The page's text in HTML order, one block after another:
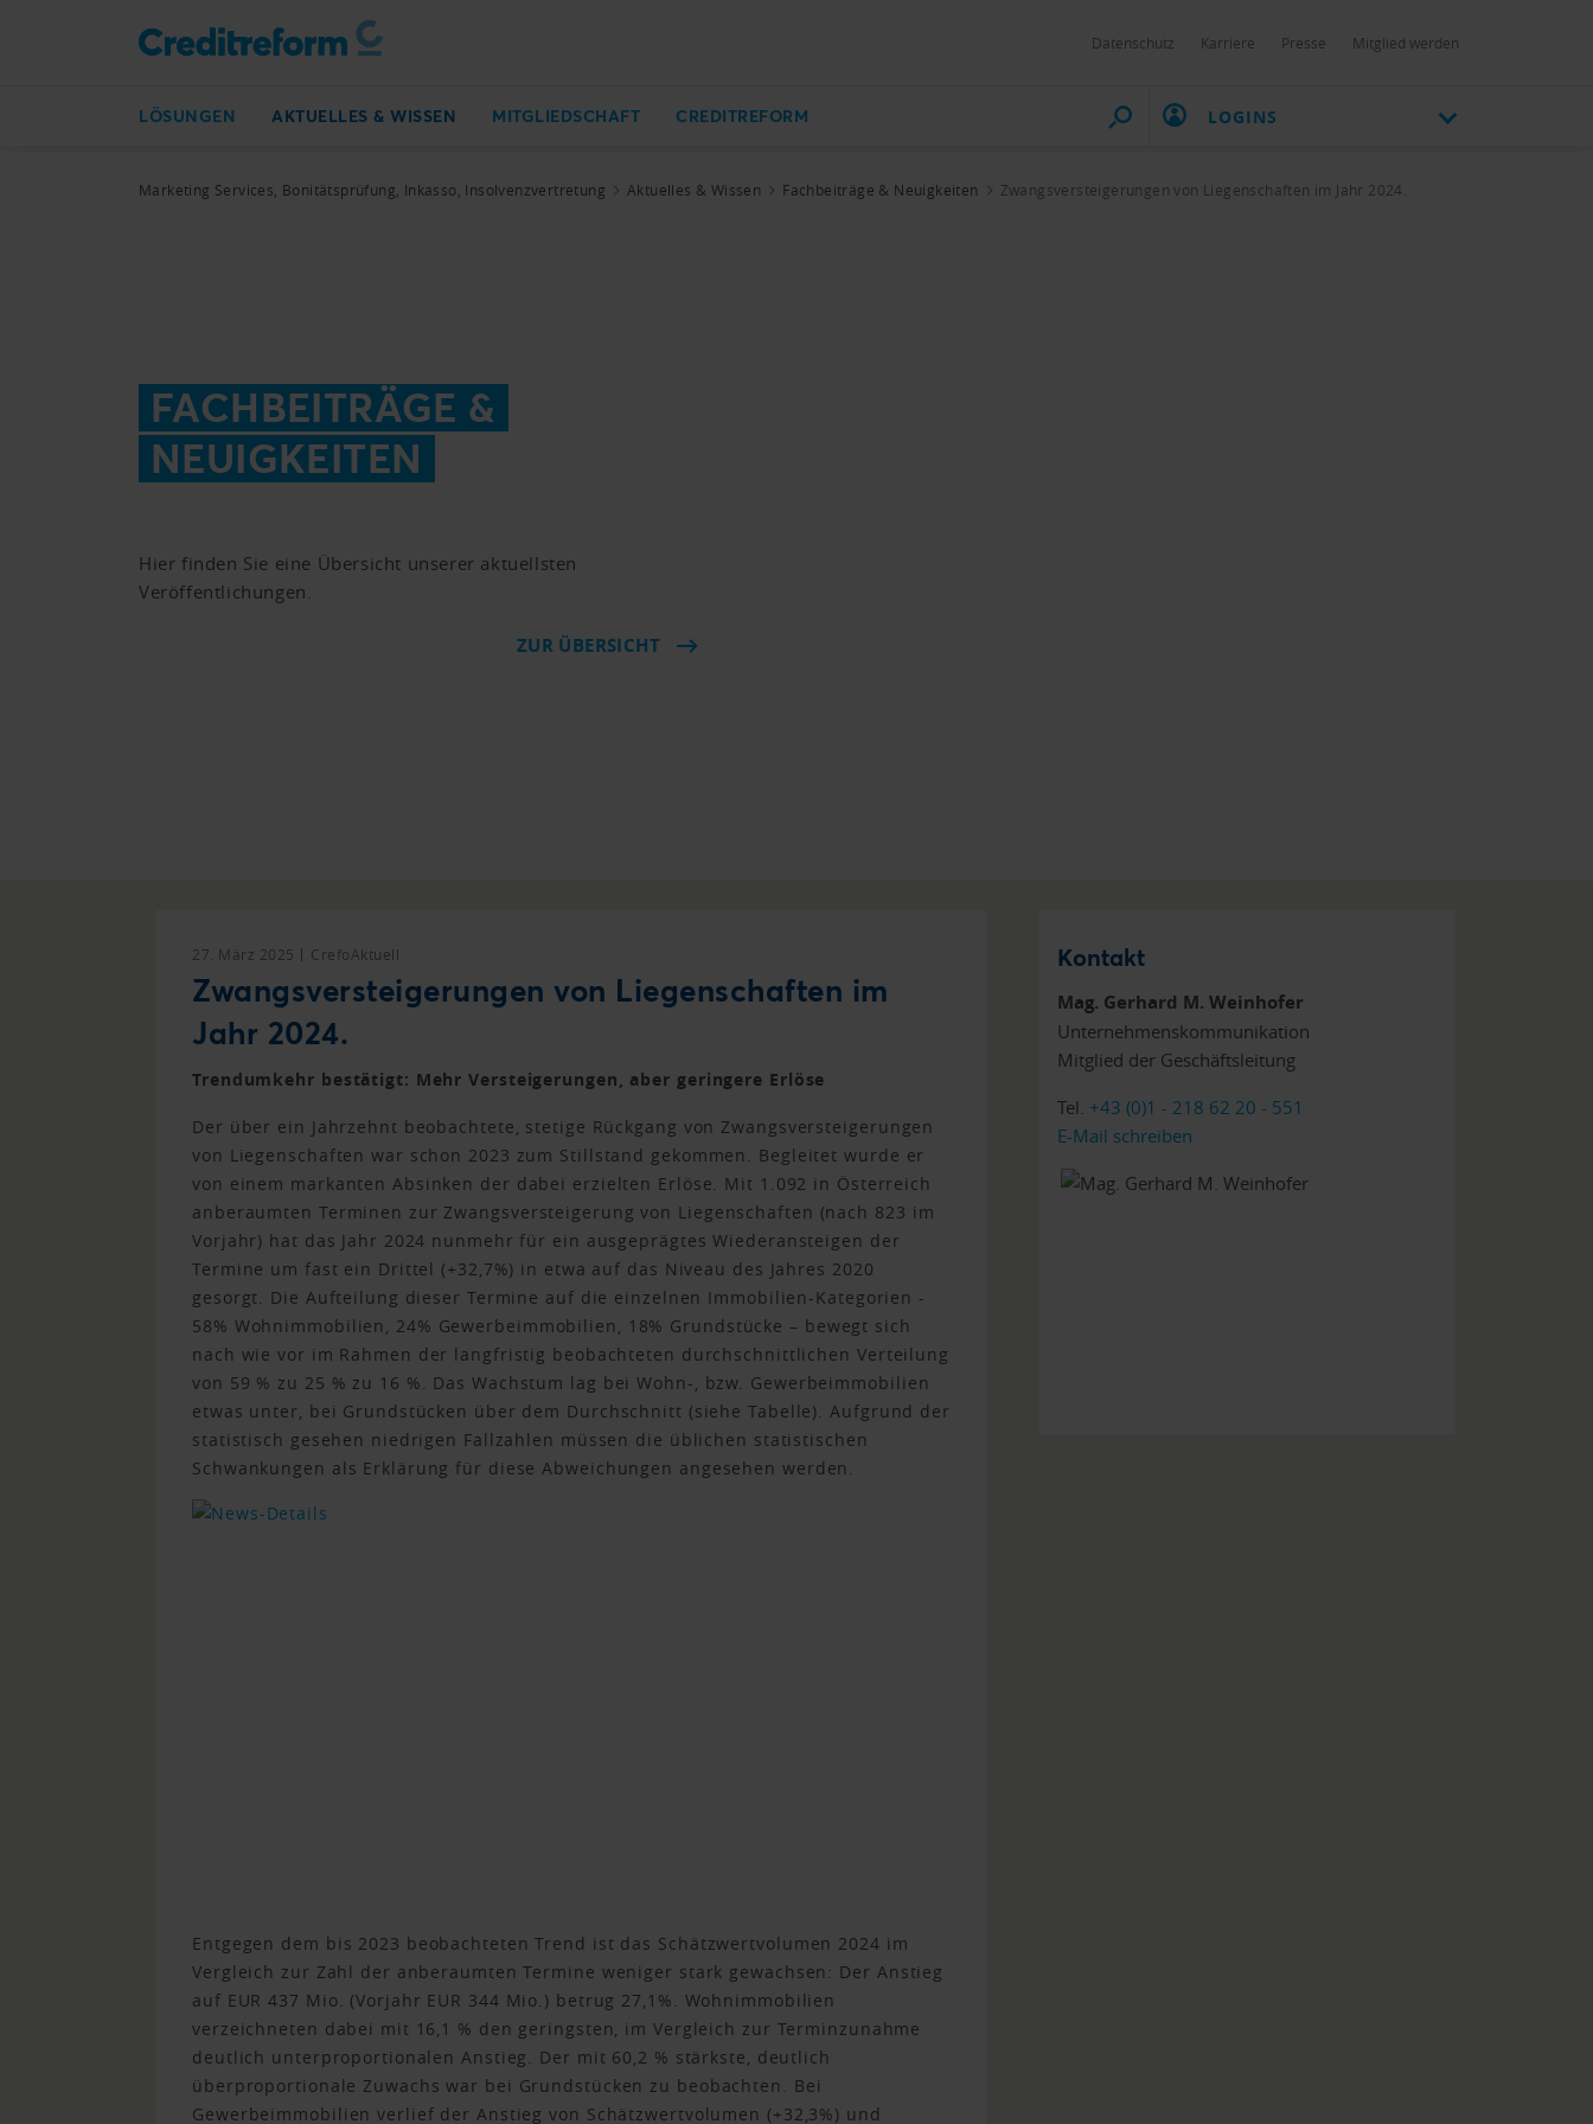
Datenschutz Karriere Presse Mitglied werden
LÖSUNGEN AKTUELLES & WISSEN MITGLIEDSCHAFT CREDITREFORM LOGINS
Marketing Services, Bonitätsprüfung, Inkasso, Insolvenzvertretung Aktuelles & Wissen Fachbeiträge & Neuigkeiten Zwangsversteigerungen von Liegenschaften im Jahr 2024.
FACHBEITRÄGE &
NEUIGKEITEN
Hier finden Sie eine Übersicht unserer aktuellsten
Veröffentlichungen.
ZUR ÜBERSICHT
27. März 2025 CrefoAktuell
Zwangsversteigerungen von Liegenschaften im
Jahr 2024.
Trendumkehr bestätigt: Mehr Versteigerungen, aber geringere Erlöse
Der über ein Jahrzehnt beobachtete, stetige Rückgang von Zwangsversteigerungen
von Liegenschaften war schon 2023 zum Stillstand gekommen. Begleitet wurde er
von einem markanten Absinken der dabei erzielten Erlöse. Mit 1.092 in Österreich
anberaumten Terminen zur Zwangsversteigerung von Liegenschaften (nach 823 im
Vorjahr) hat das Jahr 2024 nunmehr für ein ausgeprägtes Wiederansteigen der
Termine um fast ein Drittel (+32,7%) in etwa auf das Niveau des Jahres 2020
gesorgt. Die Aufteilung dieser Termine auf die einzelnen Immobilien-Kategorien -
58% Wohnimmobilien, 24% Gewerbeimmobilien, 18% Grundstücke – bewegt sich
nach wie vor im Rahmen der langfristig beobachteten durchschnittlichen Verteilung
von 59 % zu 25 % zu 16 %. Das Wachstum lag bei Wohn-, bzw. Gewerbeimmobilien
etwas unter, bei Grundstücken über dem Durchschnitt (siehe Tabelle). Aufgrund der
statistisch gesehen niedrigen Fallzahlen müssen die üblichen statistischen
Schwankungen als Erklärung für diese Abweichungen angesehen werden.
Entgegen dem bis 2023 beobachteten Trend ist das Schätzwertvolumen 2024 im
Vergleich zur Zahl der anberaumten Termine weniger stark gewachsen: Der Anstieg
auf EUR 437 Mio. (Vorjahr EUR 344 Mio.) betrug 27,1%. Wohnimmobilien
verzeichneten dabei mit 16,1 % den geringsten, im Vergleich zur Terminzunahme
deutlich unterproportionalen Anstieg. Der mit 60,2 % stärkste, deutlich
überproportionale Zuwachs war bei Grundstücken zu beobachten. Bei
Gewerbeimmobilien verlief der Anstieg von Schätzwertvolumen (+32,3%) und
Kontakt
Mag. Gerhard M. Weinhofer
Unternehmenskommunikation
Mitglied der Geschäftsleitung
Tel. +43 (0)1 - 218 62 20 - 551
E-Mail schreiben